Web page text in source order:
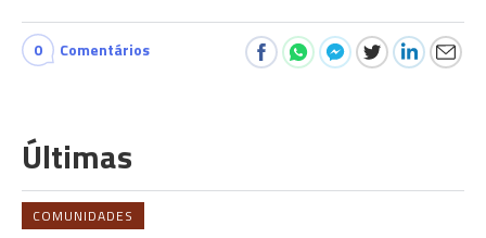
0 Comentários
Últimas
COMUNIDADES